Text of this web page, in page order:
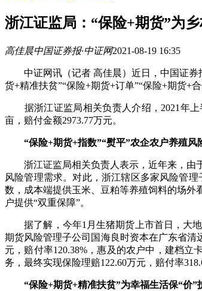
浙江证监局：“保险+期货”为
高佳晨中国证券报·中证网2021-08-19 16:35
中证网讯（记者 高佳晨）近日，中国证券报
货+精准扶贫”“保险+期货+订单”“保险+期货+
据浙江证监局相关负责人介绍，2021年上
亩，赔付金额2973.77万元。
“保险+期货+指数”“熨平”农企农户养殖风
浙江证监局相关负责人表示，近年来，由于
风险管理需求。对此，浙江辖区多家风险管
数，成本端提供玉米、豆粕等养殖饲料的场
户提供“双重保障”。
据了解，今年1月生猪期货上市首日，大地
期货风险管理子公司国海良时资本在广东省清
元，赔付率120.38%，惠及的农户中，建档立
务，最终实现保险理赔122.60万元，赔付率
“保险+期货+精准扶贫”为幸福生活保“价”